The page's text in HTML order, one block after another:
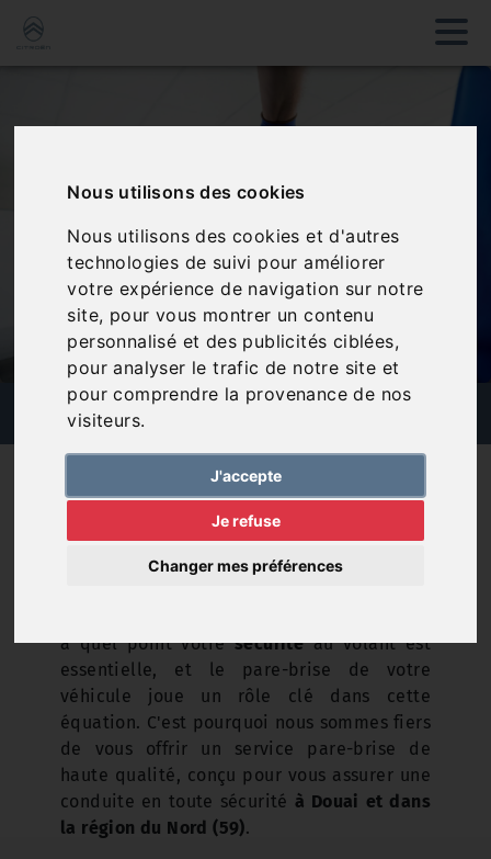
Nous utilisons des cookies
Nous utilisons des cookies et d'autres
technologies de suivi pour améliorer
votre expérience de navigation sur notre
site, pour vous montrer un contenu
personnalisé et des publicités ciblées,
pour analyser le trafic de notre site et
pour comprendre la provenance de nos
visiteurs.
J'accepte
Je refuse
Changer mes préférences
PARE-BRISE
Pare-brise
à quel point votresécuritéau volant est
essentielle, et le pare-brise de votre
véhicule joue un rôle clé dans cette
équation. C'est pourquoi nous sommes fiers
de vous offrir un service pare-brise de
haute qualité, conçu pour vous assurer une
conduite en toute sécurité à Douai et dans
la région du Nord (59).